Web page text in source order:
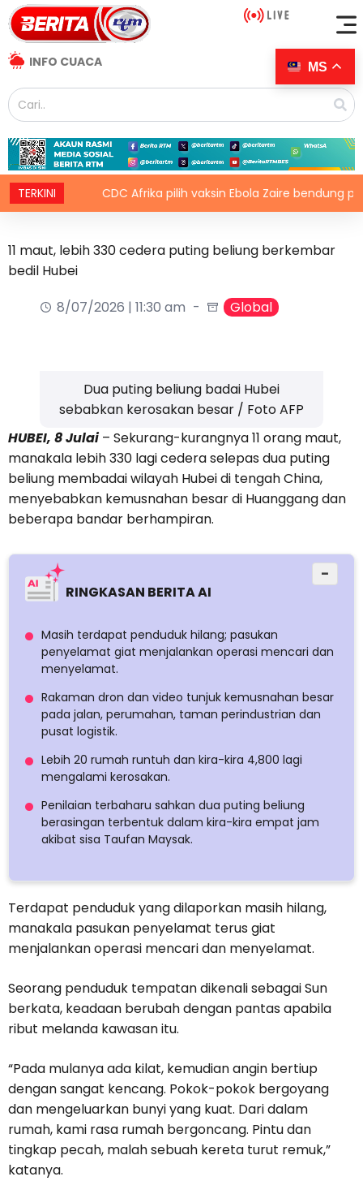
INFO CUACA
TERKINI CDC Afrika pilih vaksin Ebola Zaire bendung
11 maut, lebih 330 cedera puting beliung berkembar
bedil Hubei
8/07/2026 | 11:30 am
Global
Dua puting beliung badai Hubei
sebabkan kerosakan besar / Foto AFP
HUBEI, 8 Julai– Sekurang-kurangnya 11 orang maut,
manakala lebih 330 lagi cedera selepas dua puting
beliung membadai wilayah Hubei di tengah China,
menyebabkan kemusnahan besar di Huanggang dan
beberapa bandar berhampiran.
RINGKASAN BERITA AI
−
Masih terdapat penduduk hilang; pasukan
penyelamat giat menjalankan operasi mencari dan
menyelamat.
Rakaman dron dan video tunjuk kemusnahan besar
pada jalan, perumahan, taman perindustrian dan
pusat logistik.
Lebih 20 rumah runtuh dan kira-kira 4,800 lagi
mengalami kerosakan.
Penilaian terbaharu sahkan dua puting beliung
berasingan terbentuk dalam kira-kira empat jam
akibat sisa Taufan Maysak.
Terdapat penduduk yang dilaporkan masih hilang,
manakala pasukan penyelamat terus giat
menjalankan operasi mencari dan menyelamat.
Seorang penduduk tempatan dikenali sebagai Sun
berkata, keadaan berubah dengan pantas apabila
ribut melanda kawasan itu.
“Pada mulanya ada kilat, kemudian angin bertiup
dengan sangat kencang. Pokok-pokok bergoyang
dan mengeluarkan bunyi yang kuat. Dari dalam
rumah, kami rasa rumah bergoncang. Pintu dan
tingkap pecah, malah sebuah kereta turut remuk,”
katanya.
MS